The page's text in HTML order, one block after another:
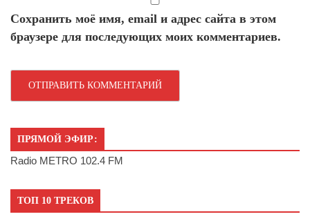
Сохранить моё имя, email и адрес сайта в этом
браузере для последующих моих комментариев.
ПРЯМОЙ ЭФИР:
Radio METRO 102.4 FM
ТОП 10 ТРЕКОВ